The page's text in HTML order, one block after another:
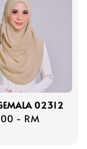
02312
- RM